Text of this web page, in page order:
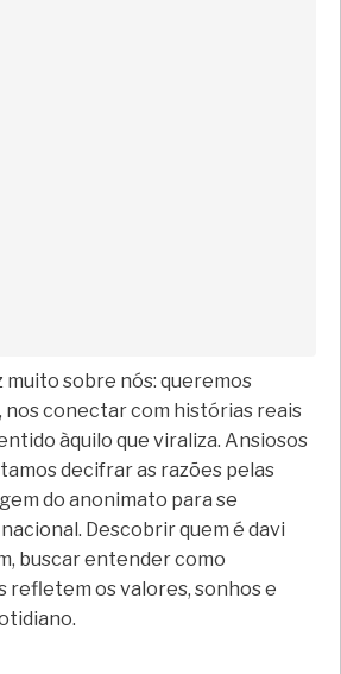
muito sobre nós: queremos
nos conectar com histórias reais
àquilo que viraliza. Ansiosos
decifrar as razões pelas
do anonimato para se
Descobrir quem é davi
buscar entender como
refletem os valores, sonhos e